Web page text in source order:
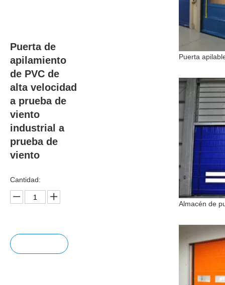
Puerta de
apilamiento
de PVC de
alta velocidad
a prueba de
viento
industrial a
prueba de
viento
Cantidad: